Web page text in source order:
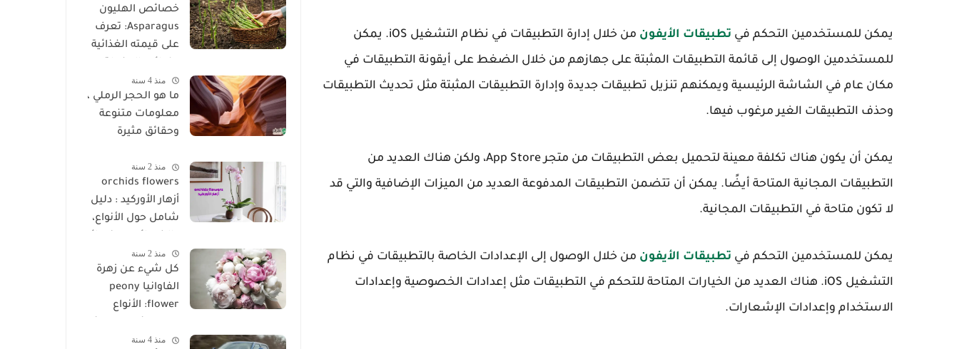
يمكن للمستخدمين التحكم في تطبيقات الأيفون
من خلال إدارة التطبيقات في نظام التشغيل iOS. يمكن
للمستخدمين الوصول إلى قائمة التطبيقات المثبتة على جهازهم من خلال الضغط على أيقونة التطبيقات في
مكان عام في الشاشة الرئيسية ويمكنهم تنزيل تطبيقات جديدة وإدارة التطبيقات المثبتة مثل تحديث التطبيقات
وحذف التطبيقات الغير مرغوب فيها.
يمكن أن يكون هناك تكلفة معينة لتحميل بعض التطبيقات من متجر App Store، ولكن هناك العديد من
التطبيقات المجانية المتاحة أيضًا. يمكن أن تتضمن التطبيقات المدفوعة العديد من الميزات الإضافية والتي قد
لا تكون متاحة في التطبيقات المجانية.
يمكن للمستخدمين التحكم في تطبيقات الأيفون من خلال الوصول إلى الإعدادات الخاصة بالتطبيقات في نظام
التشغيل iOS. هناك العديد من الخيارات المتاحة للتحكم في التطبيقات مثل إعدادات الخصوصية وإعدادات
الاستخدام وإعدادات الإشعارات.
خصائص الهليون
Asparagus: تعرف
على قيمته الغذائية
منذ 4 سنة
ما هو الحجر الرملي ،
معلومات متنوعة
وحقائق مثيرة
الرملي
منذ 2 سنة
orchids flowers
أزهار الأوركيد : دليل
شامل حول الأنواع،
الزراعة
منذ 2 سنة
كل شيء عن زهرة
الفاوانيا peony
flower: الأنواع
الزراعة
منذ 4 سنة